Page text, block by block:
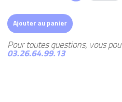
Ajouter au panier
Pour toutes questions, vous
03.26.64.99.13